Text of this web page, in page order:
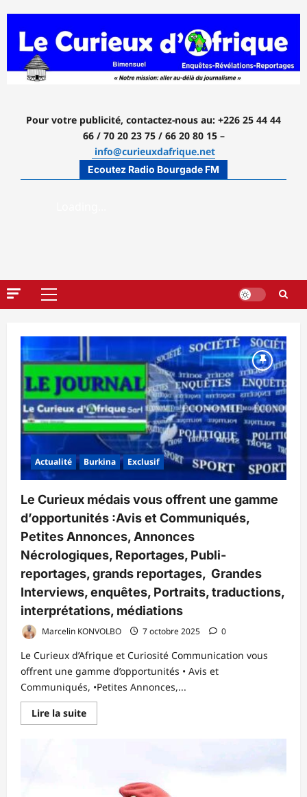
contenu
Pour votre publicité, contactez-nous au: +226 25 44 44
66 / 70 20 23 75 / 66 20 80 15 –
info@curieuxdafrique.net
Ecoutez Radio Bourgade FM
Menu
Actualité
Actualité Burkina Exclusif
Le Curieux médais vous offrent une gamme
d’opportunités :Avis et Communiqués,
Petites Annonces, Annonces
Nécrologiques, Reportages, Publi-
reportages, grands reportages, Grandes
Interviews, enquêtes, Portraits, traductions,
interprétations, médiations
Marcelin KONVOLBO 7 octobre 2025 0
Le Curieux d’Afrique et Curiosité Communication vous
offrent une gamme d’opportunités • Avis et
Communiqués, •Petites Annonces,...
Lire la suiteEn
savoir
offrent